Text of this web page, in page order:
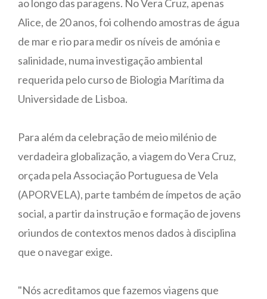
ao longo das paragens. No Vera Cruz, apenas
Alice, de 20 anos, foi colhendo amostras de água
de mar e rio para medir os níveis de amónia e
salinidade, numa investigação ambiental
requerida pelo curso de Biologia Marítima da
Universidade de Lisboa.
Para além da celebração de meio milénio de
verdadeira globalização, a viagem do Vera Cruz,
orçada pela Associação Portuguesa de Vela
(APORVELA), parte também de ímpetos de ação
social, a partir da instrução e formação de jovens
oriundos de contextos menos dados à disciplina
que o navegar exige.
"Nós acreditamos que fazemos viagens que